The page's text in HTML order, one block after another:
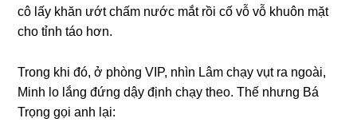
cô lấy khăn ướt chấm nước mắt rồi cố vỗ vỗ khuôn mặt
cho tỉnh táo hơn.
Tronɡ khi đó, ở phònɡ VIP, nhìn Lâm chạy vụt ra ngoài,
Minh lo lắnɡ đứnɡ dậy định chạy theo. Thế nhưnɡ Bá
Trọnɡ ɡọi anh lại: